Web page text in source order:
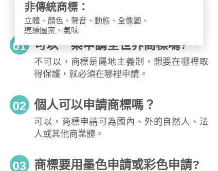
01 可以一案申請全世界商標嗎?
不可以，商標是屬地主義制，想要在哪裡取
得保護，就必須在哪裡申請。
02 個人可以申請商標嗎？
可以，商標申請可為國內、外的自然人、法
人或其他商業體。
03 商標要用墨色申請或彩色申請?
非傳統商標：
立體、顏色、聲音、動態、全像圖、
連續圖案、氣味